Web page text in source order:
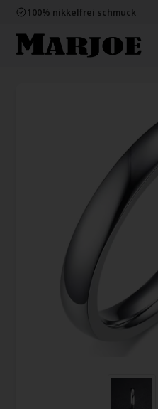
100% nikkelfrei schmuck
60 Tage Rückgabe
E-mark webshop
100% nikkelfrei schmuck